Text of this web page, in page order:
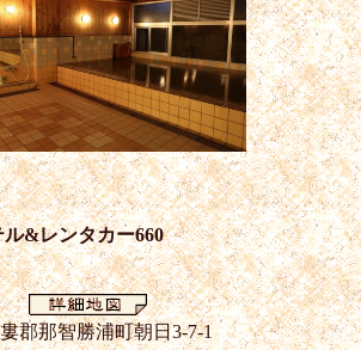
&レンタカー660
郡那智勝浦町朝日3-7-1